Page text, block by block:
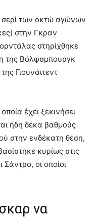
σερί των οκτώ αγώνων
στην Γκραν
στηρίχθηκε
της Βόλφσμπουργκ
Γιουνάιτεντ
έχει ξεκινήσει
ήδη δέκα βαθμούς
στην ενδέκατη θέση,
κυρίως στις
Σάντρο, οι οποίοι
να